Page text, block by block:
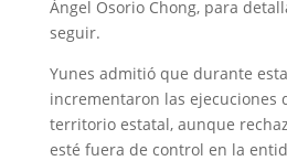
Ángel Osorio Chong, para
seguir.
Yunes admitió que durante
incrementaron las ejecuciones
territorio estatal, aunque
esté fuera de control en la